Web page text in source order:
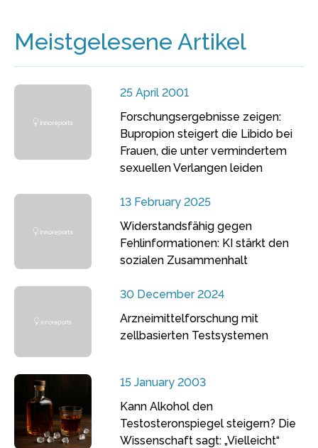
Meistgelesene Artikel
25 April 2001
Forschungsergebnisse zeigen:
Bupropion steigert die Libido bei
Frauen, die unter vermindertem
sexuellen Verlangen leiden
13 February 2025
Widerstandsfähig gegen
Fehlinformationen: KI stärkt den
sozialen Zusammenhalt
30 December 2024
Arzneimittelforschung mit
zellbasierten Testsystemen
15 January 2003
Kann Alkohol den
Testosteronspiegel steigern? Die
Wissenschaft sagt: „Vielleicht“